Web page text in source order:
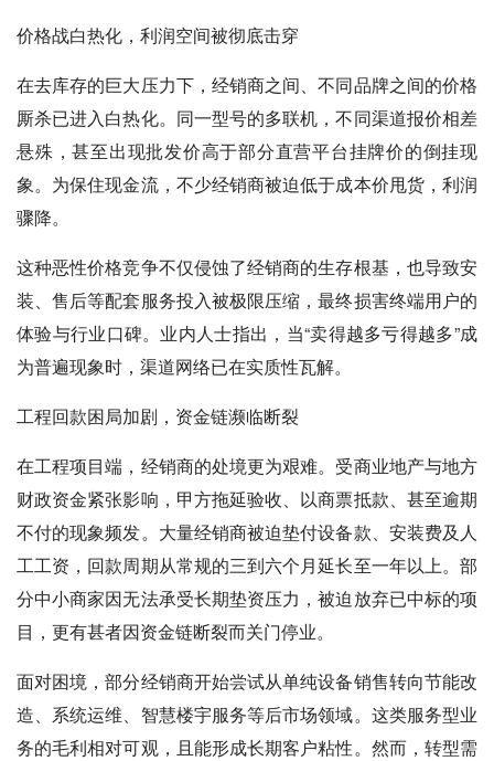
价格战白热化，利润空间被彻底击穿
在去库存的巨大压力下，经销商之间、不同品牌之间的价格
厮杀已进入白热化。同一型号的多联机，不同渠道报价相差
悬殊，甚至出现批发价高于部分直营平台挂牌价的倒挂现
象。为保住现金流，不少经销商被迫低于成本价甩货，利润
骤降。
这种恶性价格竞争不仅侵蚀了经销商的生存根基，也导致安
装、售后等配套服务投入被极限压缩，最终损害终端用户的
体验与行业口碑。业内人士指出，当“卖得越多亏得越多”成
为普遍现象时，渠道网络已在实质性瓦解。
工程回款困局加剧，资金链濒临断裂
在工程项目端，经销商的处境更为艰难。受商业地产与地方
财政资金紧张影响，甲方拖延验收、以商票抵款、甚至逾期
不付的现象频发。大量经销商被迫垫付设备款、安装费及人
工工资，回款周期从常规的三到六个月延长至一年以上。部
分中小商家因无法承受长期垫资压力，被迫放弃已中标的项
目，更有甚者因资金链断裂而关门停业。
面对困境，部分经销商开始尝试从单纯设备销售转向节能改
造、系统运维、智慧楼宇服务等后市场领域。这类服务型业
务的毛利相对可观，且能形成长期客户粘性。然而，转型需